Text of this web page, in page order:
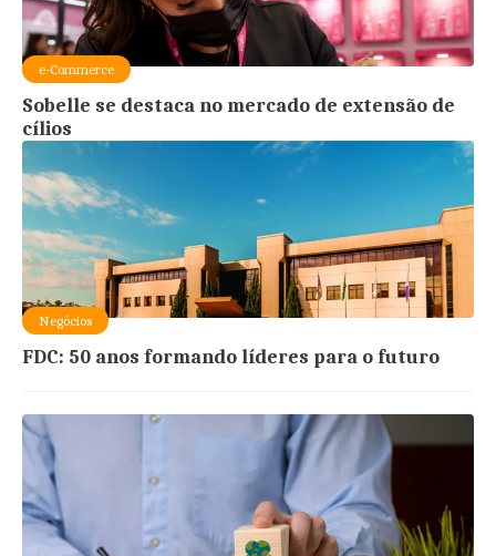
e-Commerce
Sobelle se destaca no mercado de extensão de
cílios
Negócios
FDC: 50 anos formando líderes para o futuro